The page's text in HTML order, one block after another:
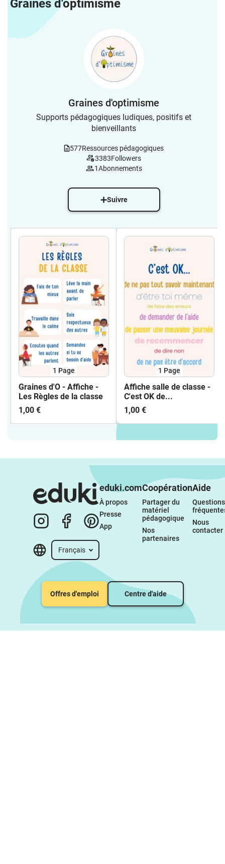
Graines d'optimisme
Graines d'optimisme
Supports pédagogiques ludiques, positifs et
bienveillants
577Ressources pédagogiques
3383Followers
1Abonnements
Suivre
1 Page
Graines d'O - Affiche -
Les Règles de la classe
1,00 €
1 Page
Affiche salle de classe -
C'est OK de...
1,00 €
Français
eduki.com
À propos
Presse
App
Coopération
Partager du
matériel
pédagogique
Nos
partenaires
Aide
Questions
Nous
contacter
Offres d'emploi Centre d'aide